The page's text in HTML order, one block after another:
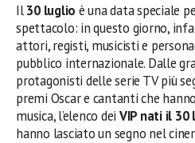
Il30 luglio è una data speciale
spettacolo: in questo giorno,
attori, registi, musicisti e
pubblico internazionale. Dalle
protagonisti delle serie TV più
premi Oscar e cantanti che
musica, l’elenco dei VIP nati il 30
hanno lasciato un segno nel